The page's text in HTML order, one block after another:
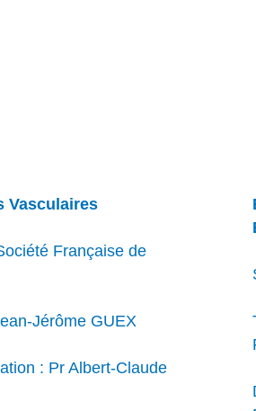
Vasculaires
Française de
Jérôme GUEX
: Pr Albert-Claude